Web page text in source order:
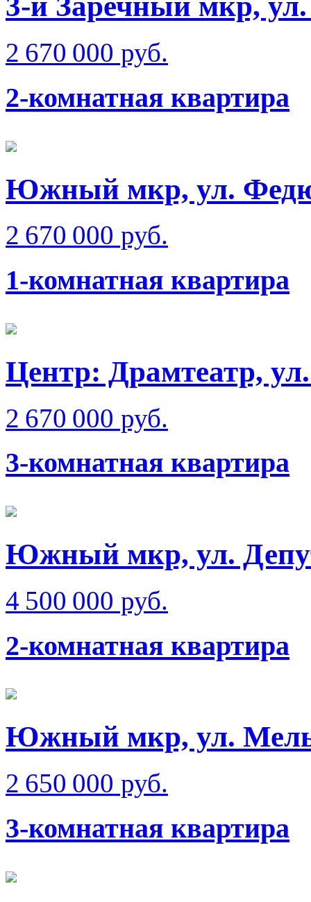
2 670 000 руб.
2-комнатная квартира
Южный мкр, ул.
2 670 000 руб.
1-комнатная квартира
Центр: Драмтеатр,
2 670 000 руб.
3-комнатная квартира
Южный мкр, ул.
4 500 000 руб.
2-комнатная квартира
Южный мкр, ул.
2 650 000 руб.
3-комнатная квартира